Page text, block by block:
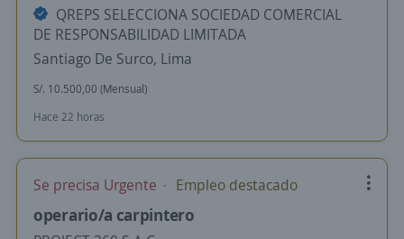
QREPS SELECCIONA SOCIEDAD COMERCIAL
DE RESPONSABILIDAD LIMITADA
Santiago De Surco, Lima
S/. 10.500,00 (Mensual)
Hace 22 horas
Se precisa Urgente Empleo destacado
operario/a carpintero